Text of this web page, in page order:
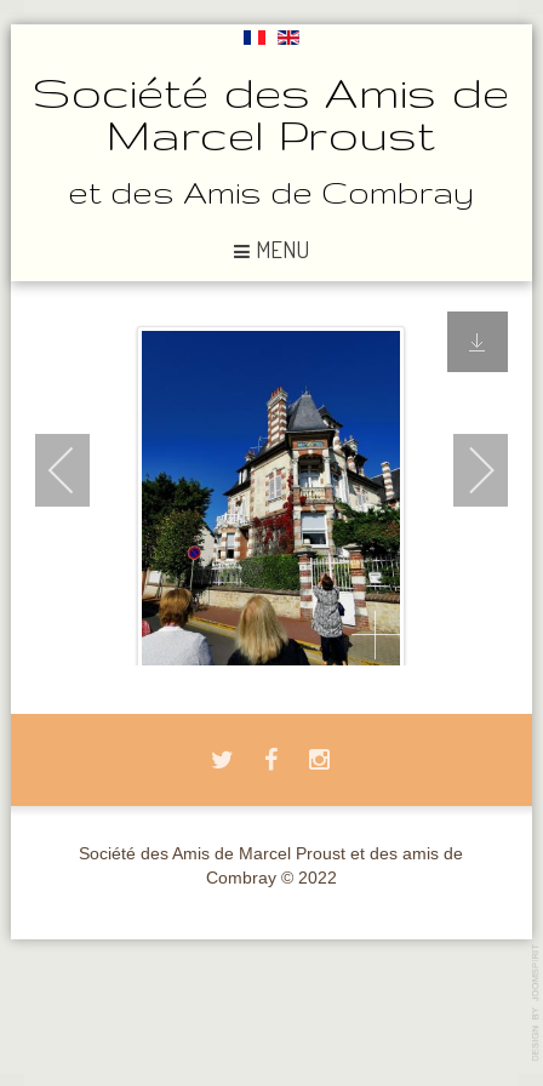
Société des Amis de
Marcel Proust
et des Amis de Combray
MENU
Société des Amis de Marcel Proust et des amis de
Combray © 2022